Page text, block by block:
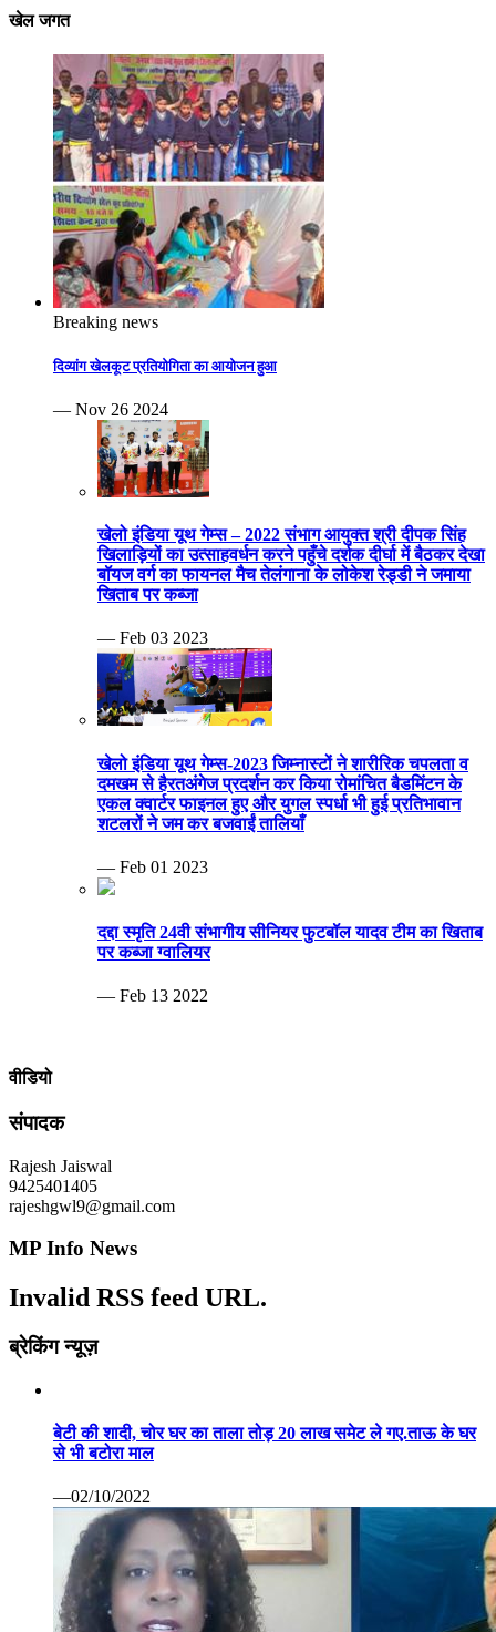
खेल जगत
Breaking news
दिव्यांग खेलकूट प्रतियोगिता का आयोजन हुआ
— Nov 26 2024
खेलो इंडिया यूथ गेम्स – 2022 संभाग आयुक्त श्री दीपक सिंह
खिलाड़ियों का उत्साहवर्धन करने पहुँचे दर्शक दीर्घा में बैठकर देखा
बॉयज वर्ग का फायनल मैच तेलंगाना के लोकेश रेड्डी ने जमाया
खिताब पर कब्जा
— Feb 03 2023
खेलो इंडिया यूथ गेम्स-2023 जिम्नास्टों ने शारीरिक चपलता व
दमखम से हैरतअंगेज प्रदर्शन कर किया रोमांचित बैडमिंटन के
एकल क्वार्टर फाइनल हुए और युगल स्पर्धा भी हुई प्रतिभावान
शटलरों ने जम कर बजवाईं तालियाँ
— Feb 01 2023
दद्दा स्मृति 24वी संभागीय सीनियर फुटबॉल यादव टीम का खिताब
पर कब्जा ग्वालियर
— Feb 13 2022
वीडियो
संपादक
Rajesh Jaiswal
9425401405
rajeshgwl9@gmail.com
MP Info News
Invalid RSS feed URL.
ब्रेकिंग न्यूज़
बेटी की शादी, चोर घर का ताला तोड़ 20 लाख समेट ले गए.ताऊ के घर
से भी बटोरा माल
—02/10/2022